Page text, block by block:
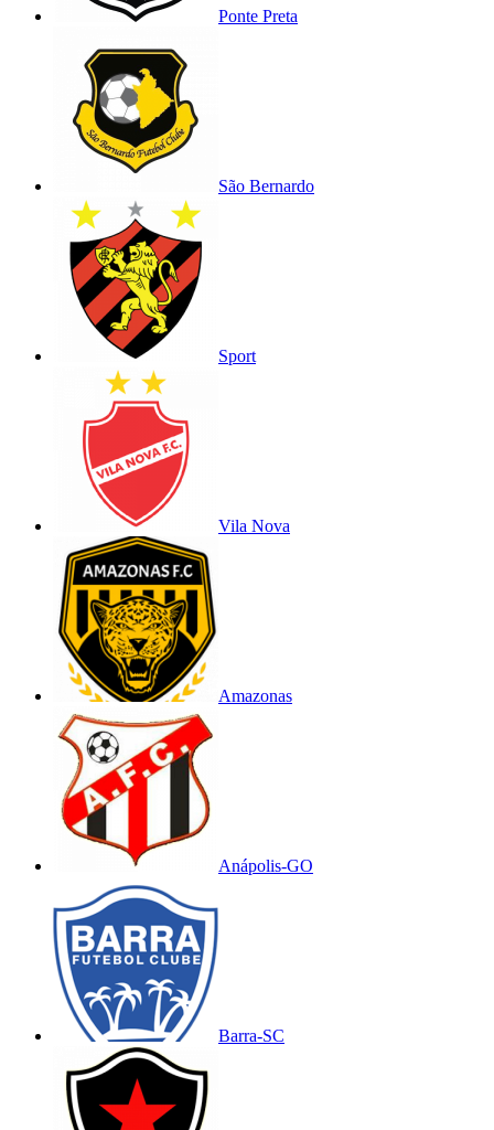
Ponte Preta
São Bernardo
Sport
Vila Nova
Amazonas
Anápolis-GO
Barra-SC